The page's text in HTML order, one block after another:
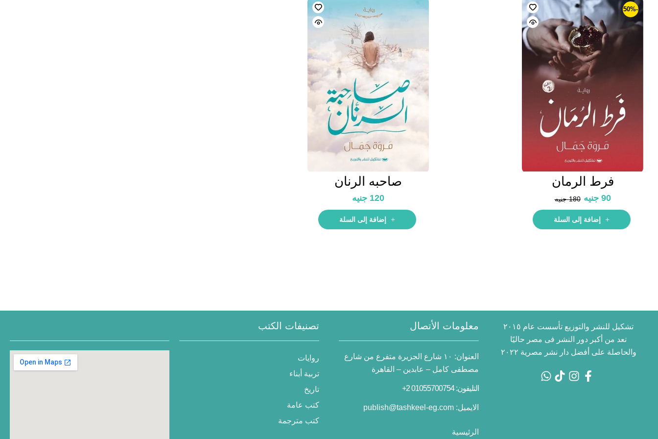
-50%
فرط الرمان
180 جنيه 90 جنيه
إضافة إلى السلة
صاحبه الرنان
120 جنيه
إضافة إلى السلة
تشكيل للنشر والتوزيع تأسست عام ٢٠١٥
تعد من أكبر دور النشر فى مصر حاليًا
والحاصلة على أفضل دار نشر مصرية ٢٠٢٢
معلومات الأتصال
العنوان:
١٠ شارع الجزيرة متفرع من شارع
مصطفى كامل – عابدين – القاهرة
التليفون: 01055700754 2+
الايميل: publish@tashkeel-eg.com
الرئيسية
تصنيفات الكتب
روايات
تربية أبناء
تاريخ
كتب عامة
كتب مترجمة